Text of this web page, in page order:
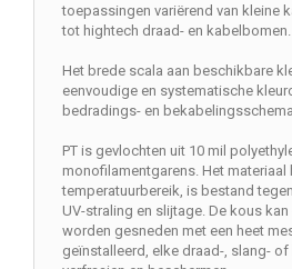
toepassingen variërend van kleine
tot hightech draad- en kabelbomen.
Het brede scala aan beschikbare
eenvoudige en systematische
bedradings- en
PT is gevlochten uit 10 mil
monofilamentgarens. Het materiaal
temperatuurbereik, is bestand
UV-straling en slijtage. De kous
worden gesneden met een heet
geïnstalleerd, elke draad-, slang-